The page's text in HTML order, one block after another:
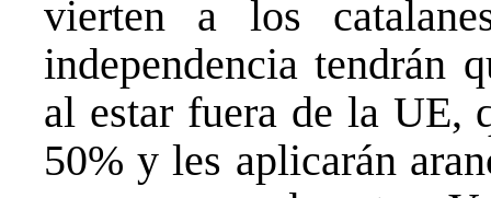
vierten a los
independencia tendrán
al estar fuera de la UE,
50% y les aplicarán